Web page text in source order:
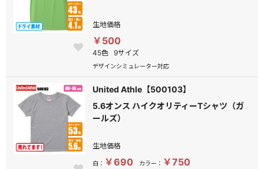
生地価格
￥500
45色 9サイズ
デザインシミュレーター対応
United Athle【500103】
5.6オンス ハイクオリティーTシャツ（ガ
ールズ）
生地価格
白： ￥690 カラー： ￥750